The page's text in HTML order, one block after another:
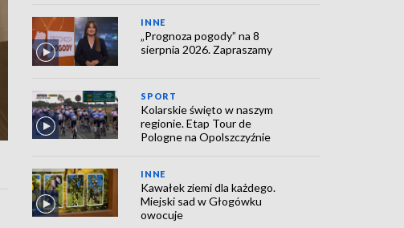
INNE
„Prognoza pogody” na 8
sierpnia 2026. Zapraszamy
SPORT
Kolarskie święto w naszym
regionie. Etap Tour de
Pologne na Opolszczyźnie
INNE
Kawałek ziemi dla każdego.
Miejski sad w Głogówku
owocuje